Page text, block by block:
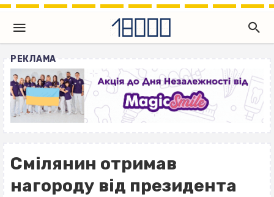
РЕКЛАМА
Смілянин отримав
нагороду від президента